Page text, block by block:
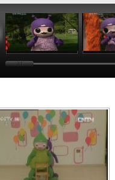
04:09